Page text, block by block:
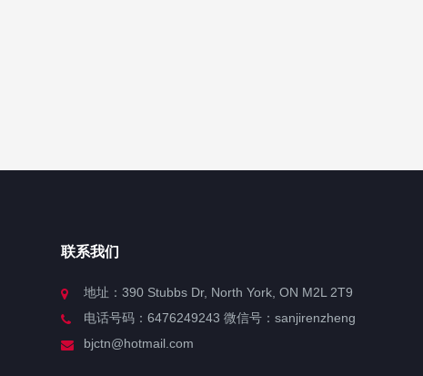
联系我们
地址：390 Stubbs Dr, North York, ON M2L 2T9
电话号码：6476249243 微信号：sanjirenzheng
bjctn@hotmail.com